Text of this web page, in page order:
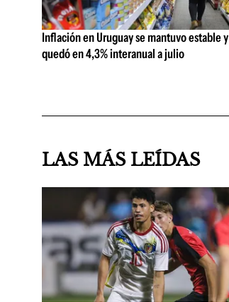
Inflación en Uruguay se mantuvo estable y
quedó en 4,3% interanual a julio
LAS MÁS LEÍDAS